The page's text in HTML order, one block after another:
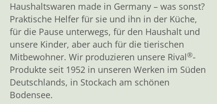
Haushaltswaren made in Germany – was sonst?
Praktische Helfer für sie und ihn in der Küche,
für die Pause unterwegs, für den Haushalt und
unsere Kinder, aber auch für die tierischen
Mitbewohner. Wir produzieren unsere Rival®-
Produkte seit 1952 in unseren Werken im Süden
Deutschlands, in Stockach am schönen
Bodensee.